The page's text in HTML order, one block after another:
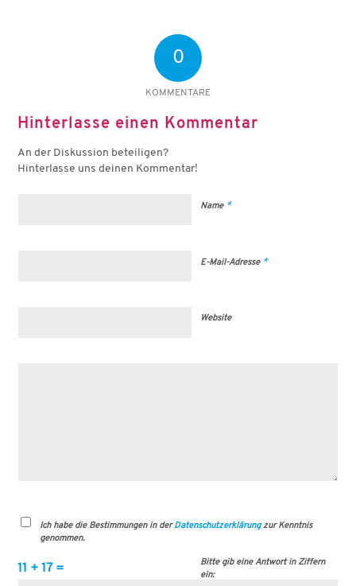
0
KOMMENTARE
Hinterlasse einen Kommentar
An der Diskussion beteiligen?
Hinterlasse uns deinen Kommentar!
Name *
E-Mail-Adresse *
Website
Ich habe die Bestimmungen in derDatenschutzerklärungzur Kenntnis
genommen.
Bitte gib eine Antwort in Ziffern
ein:
11 + 17 =